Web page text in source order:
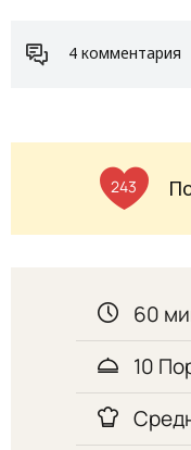
4 комментария
243
60
10